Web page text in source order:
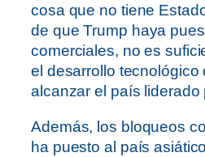
cosa que no tiene
de que Trump haya
comerciales, no es
el desarrollo tecnológico
alcanzar el país liderado
Además, los bloqueos
ha puesto al país